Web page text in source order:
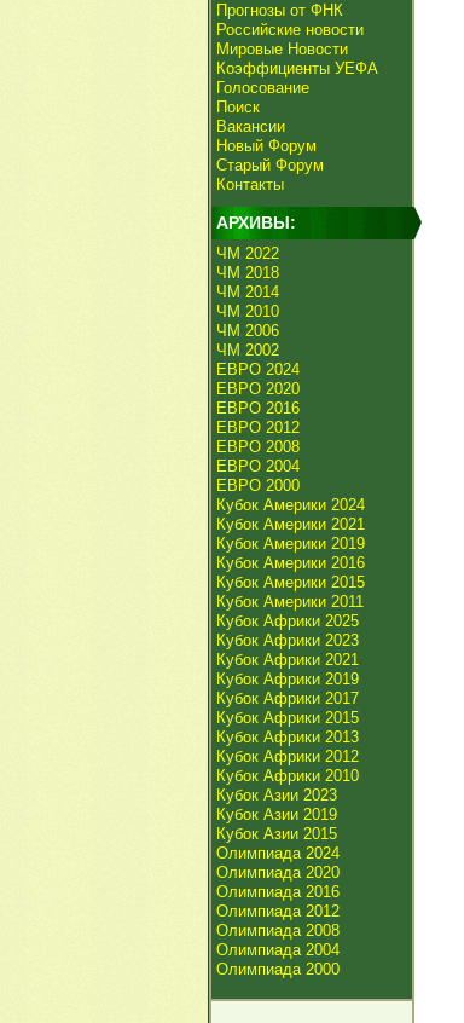
Прогнозы от ФНК
Российские новости
Мировые Новости
Коэффициенты УЕФА
Голосование
Поиск
Вакансии
Новый Форум
Старый Форум
Контакты
АРХИВЫ:
ЧМ 2022
ЧМ 2018
ЧМ 2014
ЧМ 2010
ЧМ 2006
ЧМ 2002
ЕВРО 2024
ЕВРО 2020
ЕВРО 2016
ЕВРО 2012
ЕВРО 2008
ЕВРО 2004
ЕВРО 2000
Кубок Америки 2024
Кубок Америки 2021
Кубок Америки 2019
Кубок Америки 2016
Кубок Америки 2015
Кубок Америки 2011
Кубок Африки 2025
Кубок Африки 2023
Кубок Африки 2021
Кубок Африки 2019
Кубок Африки 2017
Кубок Африки 2015
Кубок Африки 2013
Кубок Африки 2012
Кубок Африки 2010
Кубок Азии 2023
Кубок Азии 2019
Кубок Азии 2015
Олимпиада 2024
Олимпиада 2020
Олимпиада 2016
Олимпиада 2012
Олимпиада 2008
Олимпиада 2004
Олимпиада 2000